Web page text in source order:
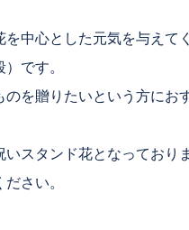
中心とした元気を与えて
です。
を贈りたいという方にお
スタンド花となっており
さい。